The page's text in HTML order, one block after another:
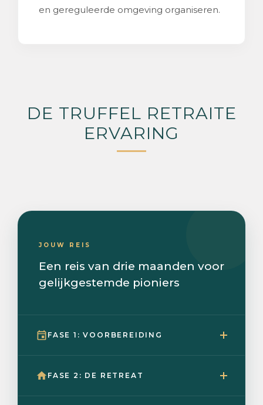
en gereguleerde omgeving organiseren.
DE TRUFFEL RETRAITE
ERVARING
JOUW REIS
Een reis van drie maanden voor
gelijkgestemde pioniers
FASE 1: VOORBEREIDING
FASE 2: DE RETREAT